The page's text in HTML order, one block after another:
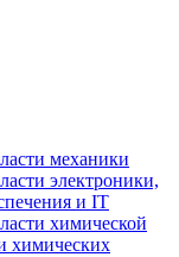
механики
электроники,
и IT
химической
химических